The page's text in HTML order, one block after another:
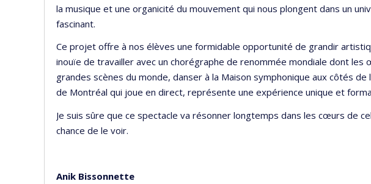
la musique et une organicité du mouvement qui nous plongent dans un
fascinant.
Ce projet offre à nos élèves une formidable opportunité de grandir
inouïe de travailler avec un chorégraphe de renommée mondiale dont
grandes scènes du monde, danser à la Maison symphonique aux côtés de
de Montréal qui joue en direct, représente une expérience unique et
Je suis sûre que ce spectacle va résonner longtemps dans les cœurs de
chance de le voir.
Anik Bissonnette